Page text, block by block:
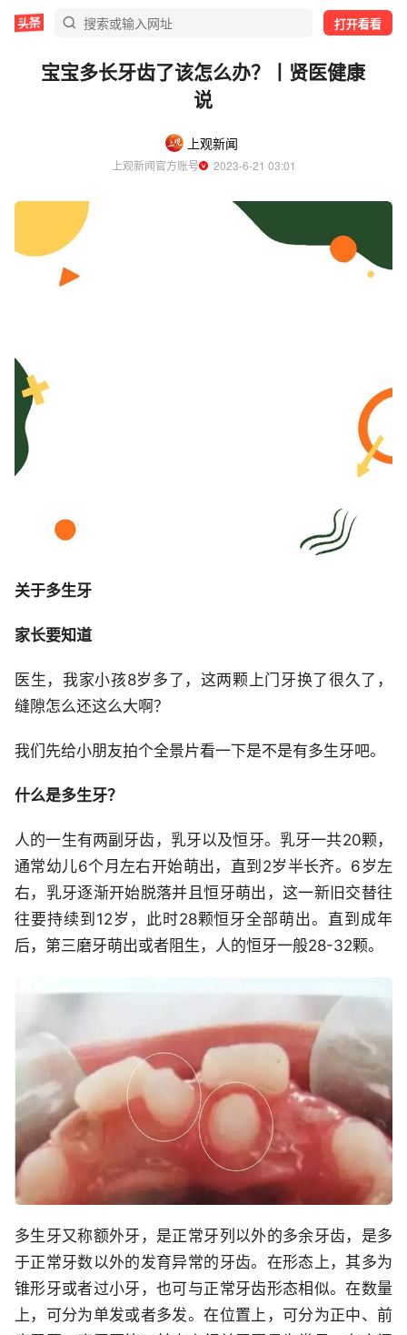
打开看看
宝宝多长牙齿了该怎么办？丨贤医健康
说
上观新闻
上观新闻官方账号
  2023-6-21 03:01
关于多生牙
家长要知道
医生，我家小孩8岁多了，这两颗上门牙换了很久了，
缝隙怎么还这么大啊？
我们先给小朋友拍个全景片看一下是不是有多生牙吧。
什么是多生牙？
人的一生有两副牙齿，乳牙以及恒牙。乳牙一共20颗，
通常幼儿6个月左右开始萌出，直到2岁半长齐。6岁左
右，乳牙逐渐开始脱落并且恒牙萌出，这一新旧交替往
往要持续到12岁，此时28颗恒牙全部萌出。直到成年
后，第三磨牙萌出或者阻生，人的恒牙一般28-32颗。
多生牙又称额外牙，是正常牙列以外的多余牙齿，是多
于正常牙数以外的发育异常的牙齿。在形态上，其多为
锥形牙或者过小牙，也可与正常牙齿形态相似。在数量
上，可分为单发或者多发。在位置上，可分为正中、前